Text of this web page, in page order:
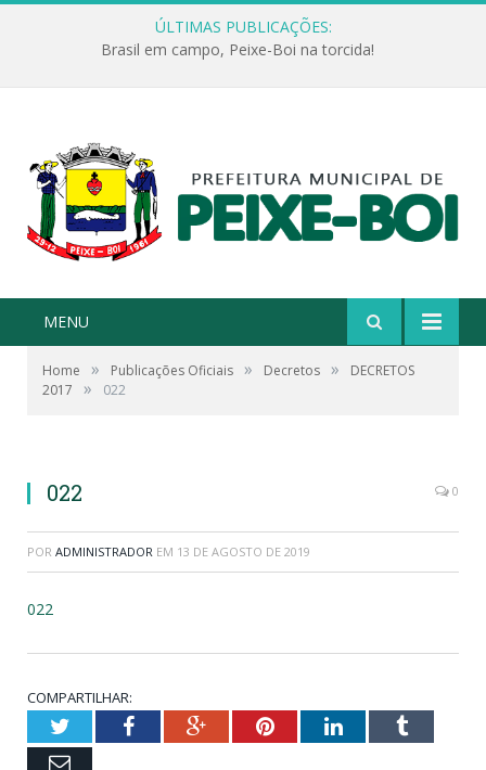
ÚLTIMAS PUBLICAÇÕES:
Brasil em campo, Peixe-Boi na torcida!
MENU
Home » Publicações Oficiais » Decretos »
DECRETOS
2017
» 022
022 0
POR ADMINISTRADOR EM 13 DE AGOSTO DE 2019
022
COMPARTILHAR:
TwitterFacebookGoogle+PinterestLinkedInTumblr
Email